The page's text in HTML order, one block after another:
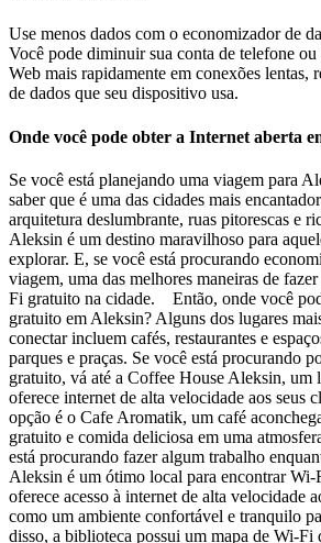
Use menos dados com o economizador de
Você pode diminuir sua conta de telefone ou
Web mais rapidamente em conexões lentas,
de dados que seu dispositivo usa.
Onde você pode obter a Internet aberta
Se você está planejando uma viagem para
saber que é uma das cidades mais
arquitetura deslumbrante, ruas pitorescas e
Aleksin é um destino maravilhoso para
explorar. E, se você está procurando
viagem, uma das melhores maneiras de
Fi gratuito na cidade. Então, onde você
gratuito em Aleksin? Alguns dos lugares
conectar incluem cafés, restaurantes e
parques e praças. Se você está procurando
gratuito, vá até a Coffee House Aleksin, um
oferece internet de alta velocidade aos seus
opção é o Cafe Aromatik, um café
gratuito e comida deliciosa em uma
está procurando fazer algum trabalho
Aleksin é um ótimo local para encontrar
oferece acesso à internet de alta velocidade
como um ambiente confortável e tranquilo
disso, a biblioteca possui um mapa de Wi-Fi